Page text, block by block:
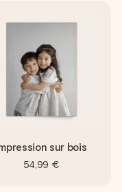
sur bois
54,99 €